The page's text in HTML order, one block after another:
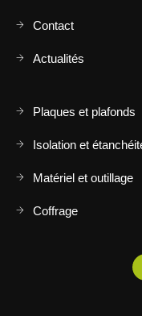
Contact
Actualités
Plaques et plafonds
Isolation et
Matériel et outillage
Coffrage